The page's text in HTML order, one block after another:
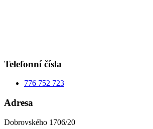
Telefonní čísla
776 752 723
Adresa
Dobrovského 1706/20